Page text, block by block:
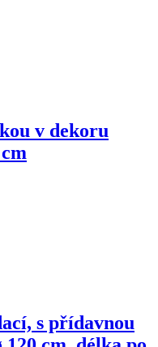
v dekoru
s přídavnou